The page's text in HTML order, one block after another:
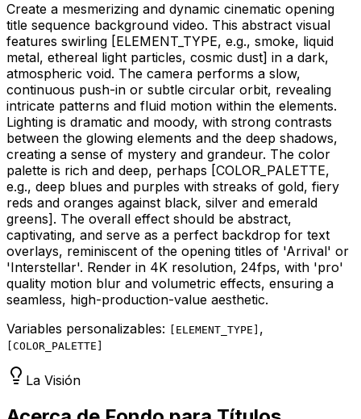
Create a mesmerizing and dynamic cinematic opening
title sequence background video. This abstract visual
features swirling [ELEMENT_TYPE, e.g., smoke, liquid
metal, ethereal light particles, cosmic dust] in a dark,
atmospheric void. The camera performs a slow,
continuous push-in or subtle circular orbit, revealing
intricate patterns and fluid motion within the elements.
Lighting is dramatic and moody, with strong contrasts
between the glowing elements and the deep shadows,
creating a sense of mystery and grandeur. The color
palette is rich and deep, perhaps [COLOR_PALETTE,
e.g., deep blues and purples with streaks of gold, fiery
reds and oranges against black, silver and emerald
greens] . The overall effect should be abstract,
captivating, and serve as a perfect backdrop for text
overlays, reminiscent of the opening titles of 'Arrival' or
'Interstellar'. Render in 4K resolution, 24fps, with 'pro'
quality motion blur and volumetric effects, ensuring a
seamless, high-production-value aesthetic.
Variables personalizables:
ELEMENT_TYPE ,
COLOR_PALETTE
La Visión